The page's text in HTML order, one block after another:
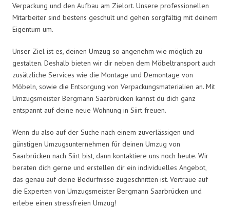
Verpackung und den Aufbau am Zielort. Unsere professionellen
Mitarbeiter sind bestens geschult und gehen sorgfältig mit deinem
Eigentum um.
Unser Ziel ist es, deinen Umzug so angenehm wie möglich zu
gestalten. Deshalb bieten wir dir neben dem Möbeltransport auch
zusätzliche Services wie die Montage und Demontage von
Möbeln, sowie die Entsorgung von Verpackungsmaterialien an. Mit
Umzugsmeister Bergmann Saarbrücken kannst du dich ganz
entspannt auf deine neue Wohnung in Siirt freuen.
Wenn du also auf der Suche nach einem zuverlässigen und
günstigen Umzugsunternehmen für deinen Umzug von
Saarbrücken nach Siirt bist, dann kontaktiere uns noch heute. Wir
beraten dich gerne und erstellen dir ein individuelles Angebot,
das genau auf deine Bedürfnisse zugeschnitten ist. Vertraue auf
die Experten von Umzugsmeister Bergmann Saarbrücken und
erlebe einen stressfreien Umzug!